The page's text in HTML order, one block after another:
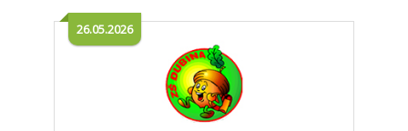
26.05.2026